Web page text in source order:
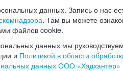
данных. Запись о нас
. Там вы можете
файлов cookie.
данных мы
и Политикой в области
данных ООО «Хэдхантер»